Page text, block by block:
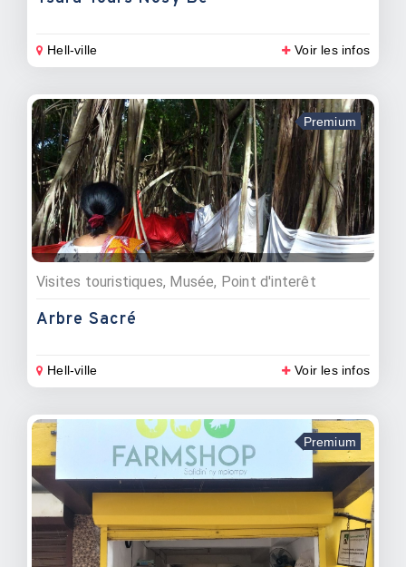
Hell-ville Voir les infos
Premium
Visites touristiques, Musée, Point d'interêt
Arbre Sacré
Hell-ville Voir les infos
Premium